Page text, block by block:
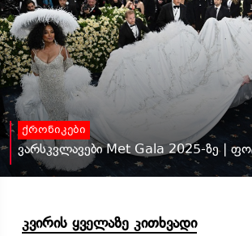
ქრონიკები
ვარსკვლავები Met Gala 2025-ზე |
კვირის ყველაზე კითხვადი